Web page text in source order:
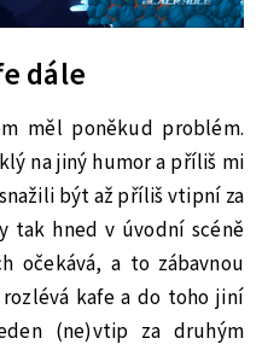
dále
měl poněkud problém.
na jiný humor a příliš mi
být až příliš vtipní za
tak hned v úvodní scéně
očekává, a to zábavnou
kafe a do toho jiní
(ne)vtip za druhým